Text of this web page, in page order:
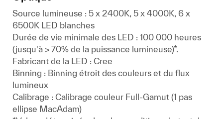
Source lumineuse : 5 x 2400K, 5 x 4000K, 6 x
6500K LED blanches
Durée de vie minimale des LED : 100 000 heures
(jusqu'à > 70% de la puissance lumineuse)*.
Fabricant de la LED : Cree
Binning : Binning étroit des couleurs et du flux
lumineux
Calibrage : Calibrage couleur Full-Gamut (1 pas
ellipse MacAdam)